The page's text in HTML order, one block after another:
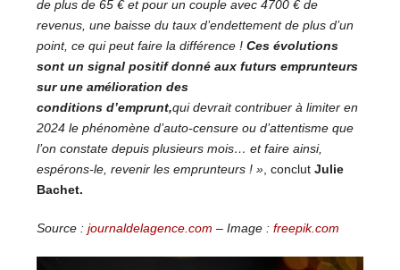
de plus de 65 € et pour un couple avec 4700 € de
revenus, une baisse du taux d’endettement de plus d’un
point, ce qui peut faire la différence ! Ces évolutions
sont un signal positif donné aux futurs emprunteurs
sur une amélioration des
conditions d’emprunt,qui devrait contribuer à limiter en
2024 le phénomène d’auto-censure ou d’attentisme que
l’on constate depuis plusieurs mois… et faire ainsi,
espérons-le, revenir les emprunteurs ! », conclut Julie
Bachet.
Source : journaldelagence.com – Image : freepik.com